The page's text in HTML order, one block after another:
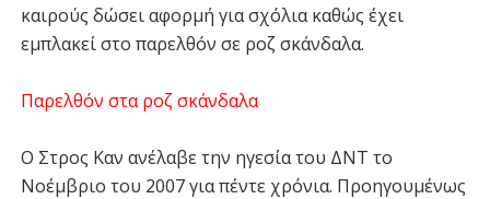
καιρούς δώσει αφορμή για σχόλια καθώς έχει
εμπλακεί στο παρελθόν σε ροζ σκάνδαλα.
Παρελθόν στα ροζ σκάνδαλα
Ο Στρος Καν ανέλαβε την ηγεσία του ΔΝΤ το
Νοέμβριο του 2007 για πέντε χρόνια. Προηγουμένως